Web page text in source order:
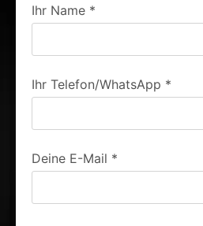
Ihr Name *
Ihr Telefon/WhatsApp *
Deine E-Mail *